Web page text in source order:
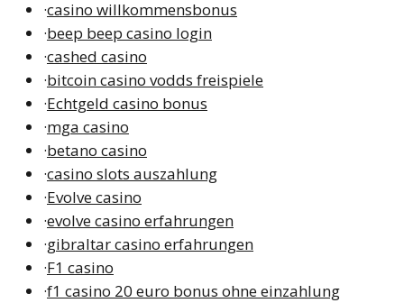
·casino willkommensbonus
·beep beep casino login
·cashed casino
·bitcoin casino vodds freispiele
·Echtgeld casino bonus
·mga casino
·betano casino
·casino slots auszahlung
·Evolve casino
·evolve casino erfahrungen
·gibraltar casino erfahrungen
·F1 casino
·f1 casino 20 euro bonus ohne einzahlung